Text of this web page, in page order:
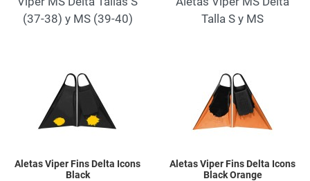
(37-38) y MS (39-40)
Talla S y MS
Aletas Viper Fins Delta Icons
Black
Aletas Viper Fins Delta Icons
Black Orange